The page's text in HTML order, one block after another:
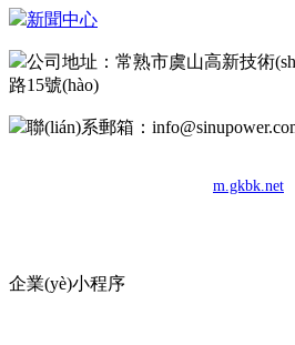
新聞中心
公司地址：常熟市虞山高新技術
路15號(hào)
聯(lián)系郵箱：
m.gkbk.net
企業(yè)小程序